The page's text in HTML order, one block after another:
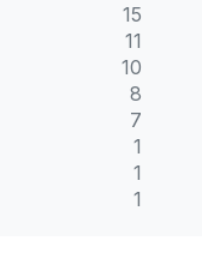
15
11
10
8
7
1
1
1